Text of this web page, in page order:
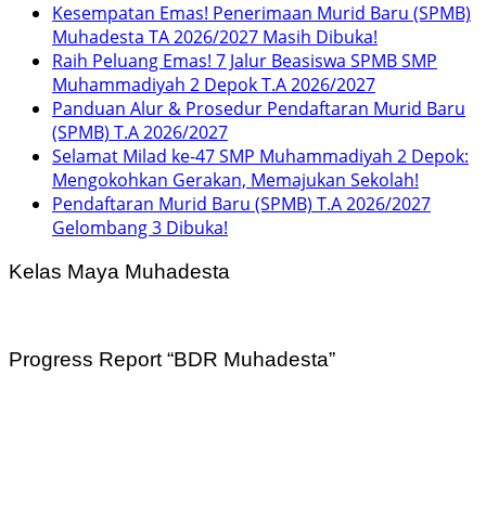
Kesempatan Emas! Penerimaan Murid Baru (SPMB)
Muhadesta TA 2026/2027 Masih Dibuka!
Raih Peluang Emas! 7 Jalur Beasiswa SPMB SMP
Muhammadiyah 2 Depok T.A 2026/2027
Panduan Alur & Prosedur Pendaftaran Murid Baru
(SPMB) T.A 2026/2027
Selamat Milad ke-47 SMP Muhammadiyah 2 Depok:
Mengokohkan Gerakan, Memajukan Sekolah!
Pendaftaran Murid Baru (SPMB) T.A 2026/2027
Gelombang 3 Dibuka!
Kelas Maya Muhadesta
Progress Report “BDR Muhadesta”